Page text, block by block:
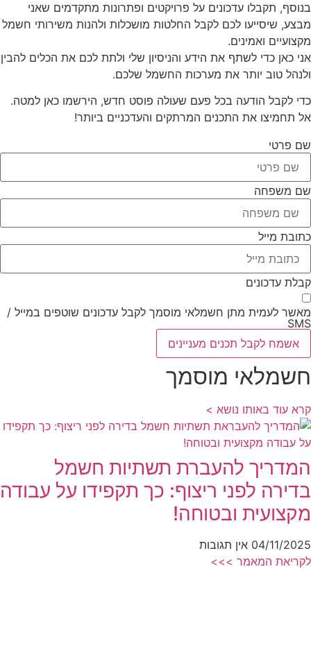
בנוסף, תקבלו עדכונים על פרויקטים ופתרונות מתקדמים שאני
מבצע, שיסייעו לכם לקבל החלטות מושכלות ולהנות משירותי חשמל
מקצועיים ואמינים.
אני כאן כדי לשתף את הידע והניסיון שלי ולתת לכם את הכלים להבין
ולנהל טוב יותר את מערכות החשמל שלכם.
כדי לקבל הודעה בכל פעם שעולה פוסט חדש, הירשמו כאן למטה.
אל תחמיצו את התכנים המרתקים והעדכניים ביותר!
שם פרטי
שם משפחה
כתובת מייל
קבלת עדכונים
מאשר לעמית מתן חשמלאי מוסמך לקבל עדכונים שוטפים במייל /
SMS
אשמח לקבל תכנים מעניינים
חשמלאי מוסמך
קרא עוד באותו נושא >
המדריך להעברת תשתיות חשמל
בדירה לפני ריצוף: כך תקפידו על עבודה
מקצועית ובטוחה!
04/11/2025 אין תגובות
לקריאת המאמר >>>